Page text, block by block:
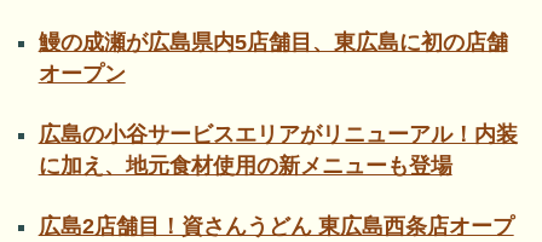
鰻の成瀬が広島県内5店舗目、東広島に初の店舗
オープン
広島の小谷サービスエリアがリニューアル！内装
に加え、地元食材使用の新メニューも登場
広島2店舗目！資さんうどん 東広島西条店オープ